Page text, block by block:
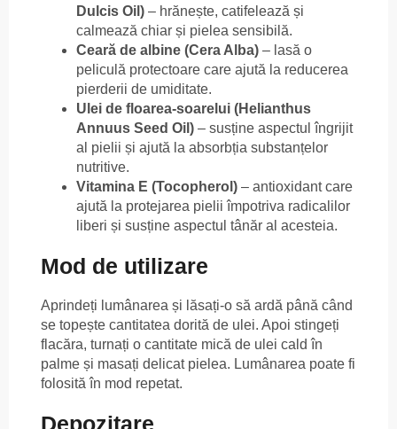
Dulcis Oil) – hrănește, catifelează și
calmează chiar și pielea sensibilă.
Ceară de albine (Cera Alba) – lasă o
peliculă protectoare care ajută la reducerea
pierderii de umiditate.
Ulei de floarea-soarelui (Helianthus
Annuus Seed Oil) – susține aspectul îngrijit
al pielii și ajută la absorbția substanțelor
nutritive.
Vitamina E (Tocopherol) – antioxidant care
ajută la protejarea pielii împotriva radicalilor
liberi și susține aspectul tânăr al acesteia.
Mod de utilizare
Aprindeți lumânarea și lăsați-o să ardă până când
se topește cantitatea dorită de ulei. Apoi stingeți
flacăra, turnați o cantitate mică de ulei cald în
palme și masați delicat pielea. Lumânarea poate fi
folosită în mod repetat.
Depozitare